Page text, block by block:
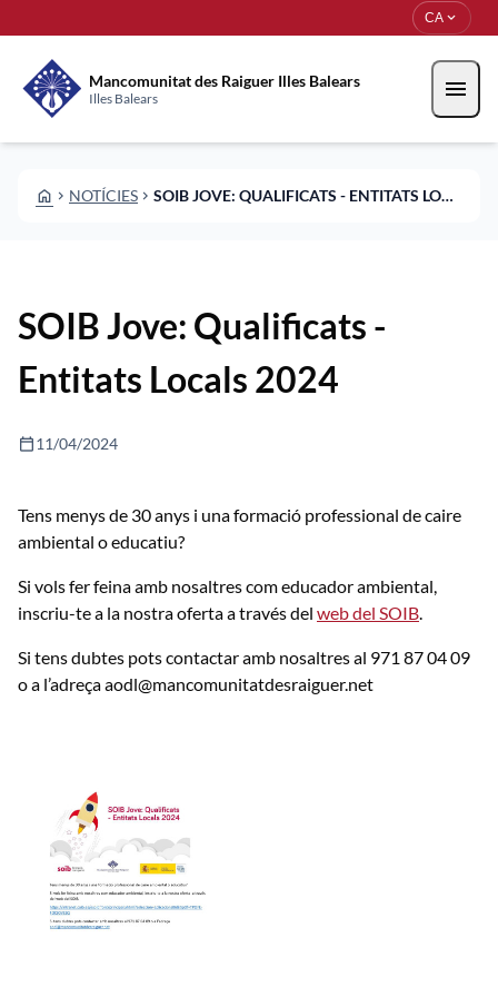
CA expand_more
Mancomunitat des Raiguer Illes Balears
Illes Balears menu
HOME CHEVRON_RIGHT NOTÍCIES CHEVRON_RIGHT SOIB JOVE: QUALIFICATS - ENTITATS LOCALS 2024
SOIB Jove: Qualificats -
Entitats Locals 2024
calendar_today11/04/2024
Tens menys de 30 anys i una formació professional de caire
ambiental o educatiu?
Si vols fer feina amb nosaltres com educador ambiental,
inscriu-te a la nostra oferta a través del web del SOIB.
Si tens dubtes pots contactar amb nosaltres al 971 87 04 09
o a l’adreça aodl@mancomunitatdesraiguer.net